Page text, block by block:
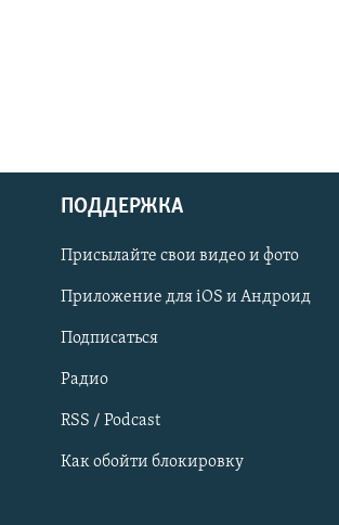
Українською
Qırımtatar
ПРИСОЕДИНЯЙТЕСЬ!
ПОДДЕРЖКА
Присылайте свои видео и фото
Приложение для iOS и Андроид
Подписаться
Радио
RSS / Podcast
Как обойти блокировку